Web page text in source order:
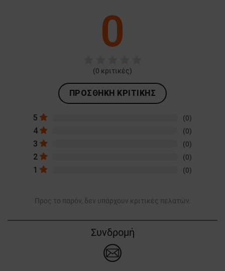
0
(0 κριτικές)
ΠΡΟΣΘΉΚΗ ΚΡΙΤΙΚΉΣ
5 (0)
4 (0)
3 (0)
2 (0)
1 (0)
Προς το παρόν, δεν υπάρχουν κριτικές πελατών.
Συνδρομή